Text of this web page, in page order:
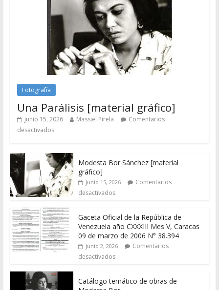
Fotografía
Una Parálisis [material gráfico]
junio 15, 2026 Massiel Pirela
Comentarios
desactivados
Modesta Bor Sánchez [material
gráfico]
junio 15, 2026
Comentarios
desactivados
Gaceta Oficial de la República de
Venezuela año CXXXIII Mes V, Caracas
09 de marzo de 2006 N° 38.394
junio 2, 2026
Comentarios
desactivados
Catálogo temático de obras de